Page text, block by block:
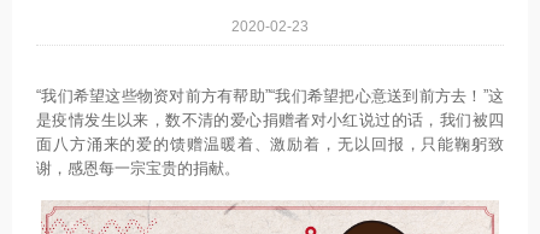
2020-02-23
“我们希望这些物资对前方有帮助”“我们希望把心意送到前方去！”这
是疫情发生以来，数不清的爱心捐赠者对小红说过的话，我们被四
面八方涌来的爱的馈赠温暖着、激励着，无以回报，只能鞠躬致
谢，感恩每一宗宝贵的捐献。